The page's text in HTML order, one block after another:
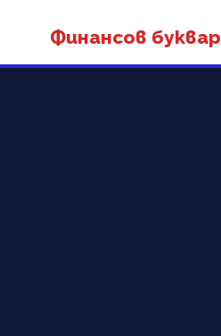
Финансов буквар